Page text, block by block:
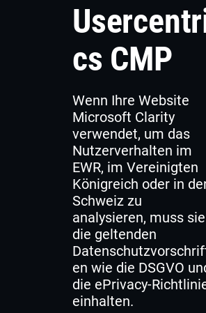
cs CMP
Wenn Ihre Website
Microsoft Clarity
verwendet, um das
Nutzerverhalten im
EWR, im Vereinigten
Königreich oder in
Schweiz zu
analysieren, muss sie
die geltenden
en wie die DSGVO
die ePrivacy-
einhalten.